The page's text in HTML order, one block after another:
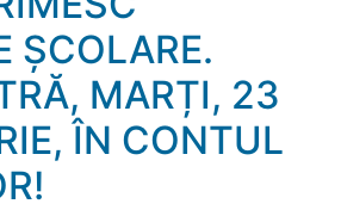
ȘCOLARE.
MARȚI, 23
ÎN CONTUL